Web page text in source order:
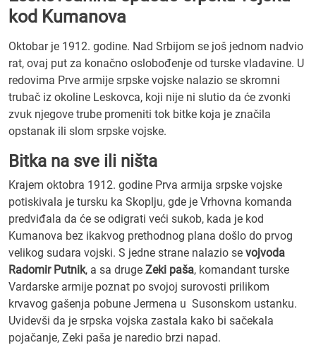
kod Kumanova
Oktobar je 1912. godine. Nad Srbijom se još jednom nadvio
rat, ovaj put za konačno oslobođenje od turske vladavine. U
redovima Prve armije srpske vojske nalazio se skromni
trubač iz okoline Leskovca, koji nije ni slutio da će zvonki
zvuk njegove trube promeniti tok bitke koja je značila
opstanak ili slom srpske vojske.
Bitka na sve ili ništa
Krajem oktobra 1912. godine Prva armija srpske vojske
potiskivala je tursku ka Skoplju, gde je Vrhovna komanda
predviđala da će se odigrati veći sukob, kada je kod
Kumanova bez ikakvog prethodnog plana došlo do prvog
velikog sudara vojski. S jedne strane nalazio se vojvoda
Radomir Putnik, a sa druge Zeki paša, komandant turske
Vardarske armije poznat po svojoj surovosti prilikom
krvavog gašenja pobune Jermena u Susonskom ustanku.
Uvidevši da je srpska vojska zastala kako bi sačekala
pojačanje, Zeki paša je naredio brzi napad.